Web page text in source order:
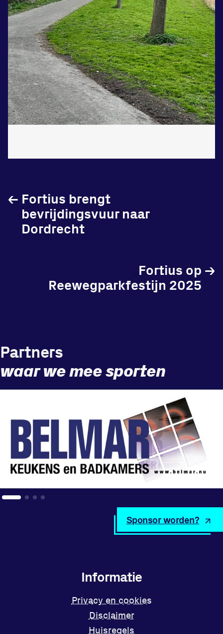
Fortius brengt
bevrijdingsvuur naar
Dordrecht
←
Fortius op
Reewegparkfestijn 2025
→
Informatie
Privacy en cookies
Disclaimer
Huisregels
Partners
waar we mee sporten
Sponsor worden?